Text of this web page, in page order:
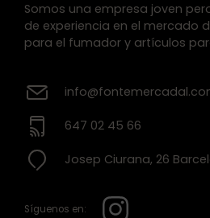
Somos una empresa joven
de experiencia en el mercado
para el fumador y artículos
647 02 45 66
Josep Ciurana, 26
Síguenos en: